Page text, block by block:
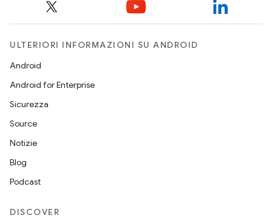
ULTERIORI INFORMAZIONI SU ANDROID
Android
Android for Enterprise
Sicurezza
Source
Notizie
Blog
Podcast
DISCOVER